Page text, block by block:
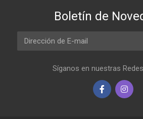
Boletín de
Email Address
Síganos en nuestras